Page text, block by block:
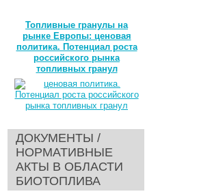
Топливные гранулы на
рынке Европы: ценовая
политика. Потенциал роста
российского рынка
топливных гранул
ДОКУМЕНТЫ /
НОРМАТИВНЫЕ
АКТЫ В ОБЛАСТИ
БИОТОПЛИВА